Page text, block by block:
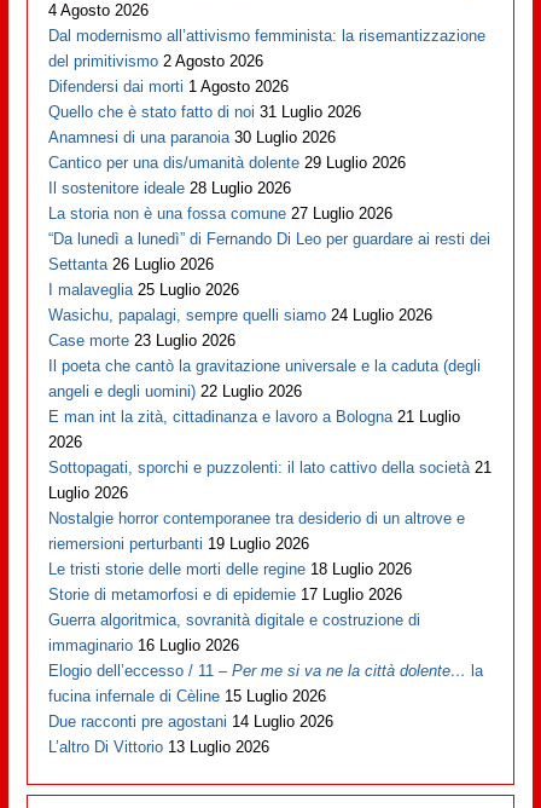
4 Agosto 2026
Dal modernismo all’attivismo femminista: la risemantizzazione
del primitivismo 2 Agosto 2026
Difendersi dai morti 1 Agosto 2026
Quello che è stato fatto di noi 31 Luglio 2026
Anamnesi di una paranoia 30 Luglio 2026
Cantico per una dis/umanità dolente 29 Luglio 2026
Il sostenitore ideale 28 Luglio 2026
La storia non è una fossa comune 27 Luglio 2026
“Da lunedì a lunedì” di Fernando Di Leo per guardare ai resti dei
Settanta 26 Luglio 2026
I malaveglia 25 Luglio 2026
Wasichu, papalagi, sempre quelli siamo 24 Luglio 2026
Case morte 23 Luglio 2026
Il poeta che cantò la gravitazione universale e la caduta (degli
angeli e degli uomini) 22 Luglio 2026
E man int la zità, cittadinanza e lavoro a Bologna 21 Luglio
2026
Sottopagati, sporchi e puzzolenti: il lato cattivo della società 21
Luglio 2026
Nostalgie horror contemporanee tra desiderio di un altrove e
riemersioni perturbanti 19 Luglio 2026
Le tristi storie delle morti delle regine 18 Luglio 2026
Storie di metamorfosi e di epidemie 17 Luglio 2026
Guerra algoritmica, sovranità digitale e costruzione di
immaginario 16 Luglio 2026
Elogio dell’eccesso / 11 –Per me si va ne la città dolente… la
fucina infernale di Cèline 15 Luglio 2026
Due racconti pre agostani 14 Luglio 2026
L’altro Di Vittorio 13 Luglio 2026